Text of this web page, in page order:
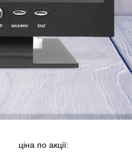
ціна по акції: